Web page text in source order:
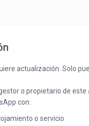
actualización. Solo
o propietario de
con:
o servicio